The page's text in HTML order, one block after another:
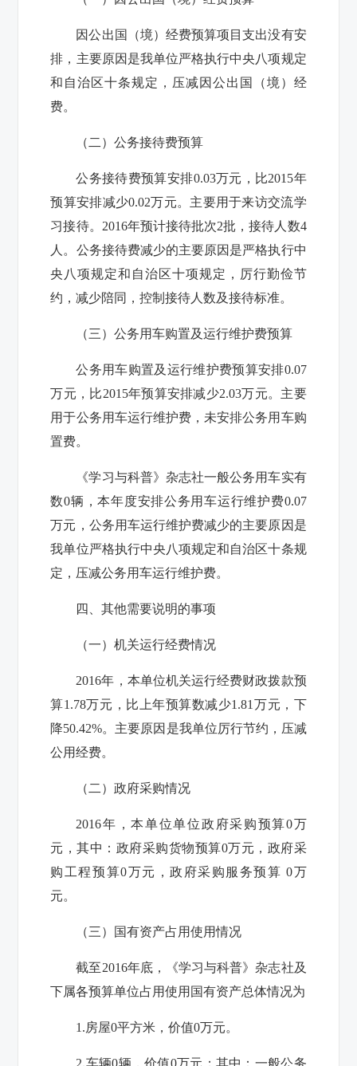
因公出国（境）经费预算项目支出没有安
排，主要原因是我单位严格执行中央八项规定
和自治区十条规定，压减因公出国（境）经
费。
（二）公务接待费预算
公务接待费预算安排0.03万元，比2015年
预算安排减少0.02万元。主要用于来访交流学
习接待。2016年预计接待批次2批，接待人数4
人。公务接待费减少的主要原因是严格执行中
央八项规定和自治区十项规定，厉行勤俭节
约，减少陪同，控制接待人数及接待标准。
（三）公务用车购置及运行维护费预算
公务用车购置及运行维护费预算安排0.07
万元，比2015年预算安排减少2.03万元。主要
用于公务用车运行维护费 ，未安排公务用车购
置费。
《学习与科普》杂志社一般公务用车实有
数0辆，本年度安排公务用车运行维护费0.07
万元，公务用车运行维护费减少的主要原因是
我单位严格执行中央八项规定和自治区十条规
定 ，压减公务用车运行维护费。
四、其他需要说明的事项
（一）机关运行经费情况
2016年，本单位机关运行经费财政拨款预
算1.78万元，比上年预算数减少1.81 万元，下
降50.42%。主要原因 是我单位厉行节约，压减
公用经费。
（二）政府采购情况
2016年，本单位单位政府采购预算0万
元，其中：政府采购货物预算0万元，政府采
购工程预算0万元，政府采购服务预算0万
元。
（三）国有资产占用使用情况
截至2016年底， 《学习与科普》杂志社及
下属各预算单位占用使用国有资产总体情况为
1.房屋0平方米，价值0万元。
2.车辆0辆，价值0万元；其中：一般公务